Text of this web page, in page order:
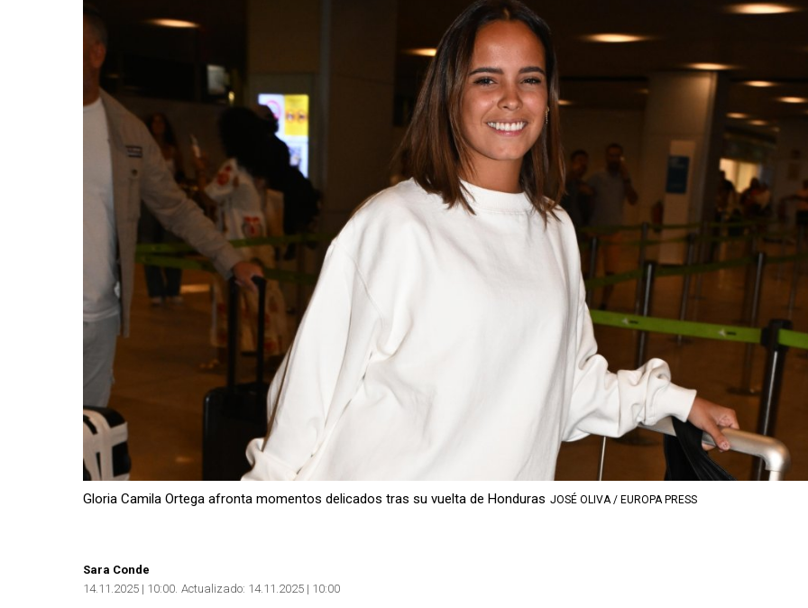
Gloria Camila Ortega afronta momentos delicados tras su vuelta de Honduras JOSÉ OLIVA / EUROPA PRESS
Sara Conde
14.11.2025 | 10:00 Actualizado: 14.11.2025 | 10:00